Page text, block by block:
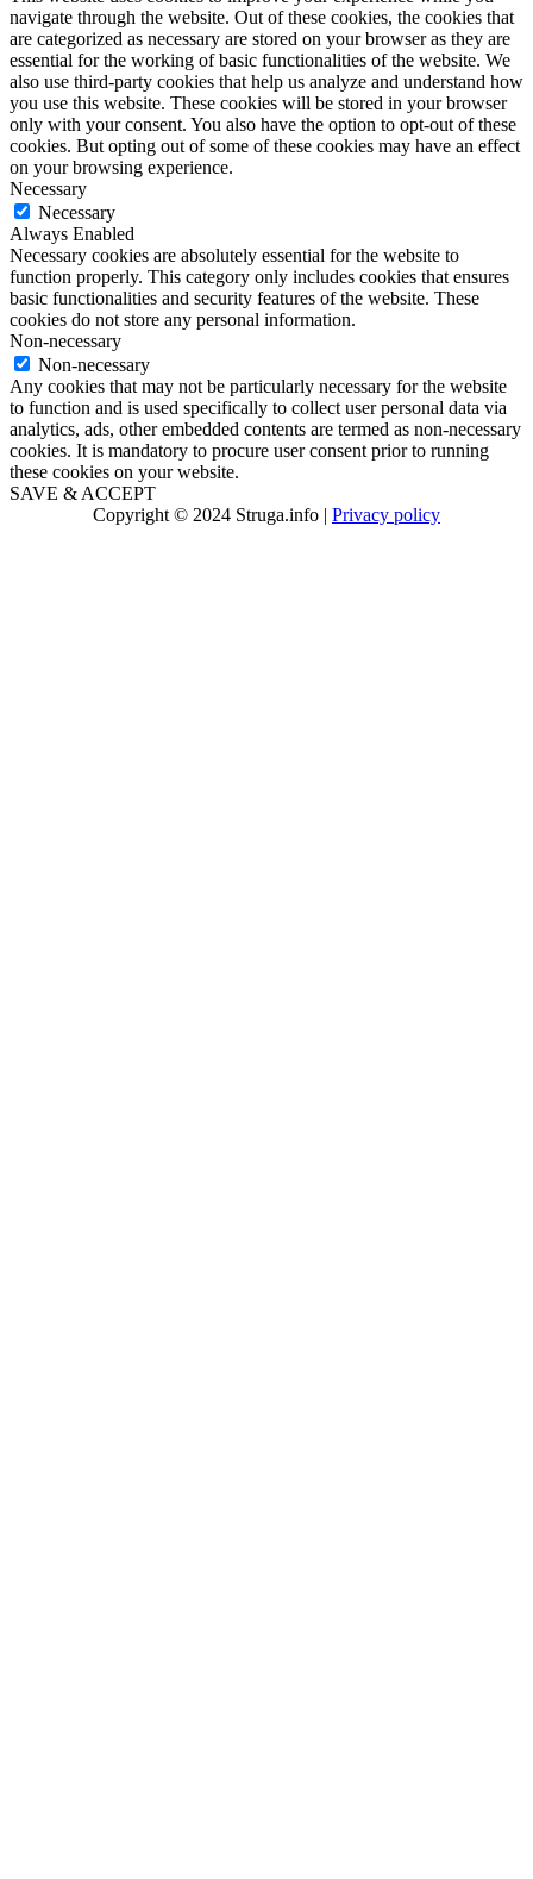
navigate through the website. Out of these cookies, the cookies that
are categorized as necessary are stored on your browser as they are
essential for the working of basic functionalities of the website. We
also use third-party cookies that help us analyze and understand how
you use this website. These cookies will be stored in your browser
only with your consent. You also have the option to opt-out of these
cookies. But opting out of some of these cookies may have an effect
on your browsing experience.
Necessary
Necessary
Always Enabled
Necessary cookies are absolutely essential for the website to
function properly. This category only includes cookies that ensures
basic functionalities and security features of the website. These
cookies do not store any personal information.
Non-necessary
Non-necessary
Any cookies that may not be particularly necessary for the website
to function and is used specifically to collect user personal data via
analytics, ads, other embedded contents are termed as non-necessary
cookies. It is mandatory to procure user consent prior to running
these cookies on your website.
SAVE & ACCEPT
Copyright © 2024 Struga.info | Privacy policy